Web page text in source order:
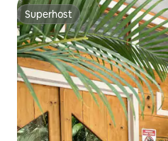
Superhost
Superhost